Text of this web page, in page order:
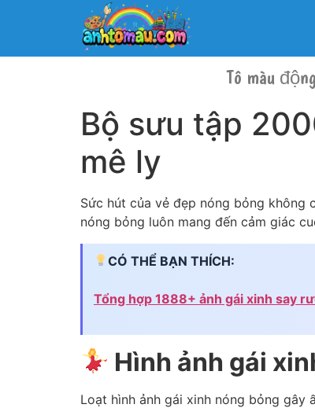
Tô màu
Bộ sưu tập
mê ly
Sức hút của vẻ đẹp nóng bỏng không
nóng bỏng luôn mang đến cảm giác
CÓ THỂ BẠN THÍCH:
Tổng hợp 1888+ ảnh gái xinh say
Hình ảnh gái
Loạt hình ảnh gái xinh nóng bỏng